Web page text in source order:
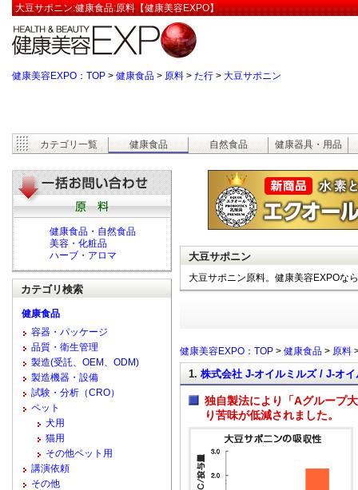
大豆サポニン:健康食品:原料【健康美容EXPO】
健康美容EXPO：TOP > 健康食品 > 原料 > た行 > 大豆サポニン
カテゴリ一覧 健康食品 自然食品 健康器具・用品
大豆サポニン
大豆サポニン原料。健康美容EXPOな
健康美容EXPO：TOP > 健康食品 > 原料
1. 株式会社 J-オイルミルズ / J-オ
独自製法により「Aグループ
り苦味が低減されました。
健康食品・自然食品
美容・化粧品
ハーブ・アロマ
カテゴリ検索
健康食品
容器・パッケージ
品質・衛生管理
製造(受託、OEM、ODM)
製造機器・設備
試験・分析（CRO）
ペット
犬用
猫用
その他ペット用
講演依頼
その他